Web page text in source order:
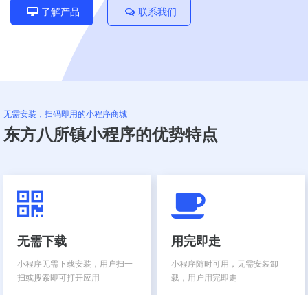
了解产品 联系我们
无需安装，扫码即用的小程序商城
东方八所镇小程序的优势特点
无需下载
小程序无需下载安装，用户扫一
扫或搜索即可打开应用
用完即走
小程序随时可用，无需安装卸
载，用户用完即走